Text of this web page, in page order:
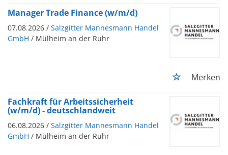
Manager Trade Finance (w/m/d)
07.08.2026 / Salzgitter Mannesmann Handel
GmbH / Mülheim an der Ruhr
Merken
Fachkraft für Arbeitssicherheit
(w/m/d) - deutschlandweit
06.08.2026 / Salzgitter Mannesmann Handel
GmbH / Mülheim an der Ruhr